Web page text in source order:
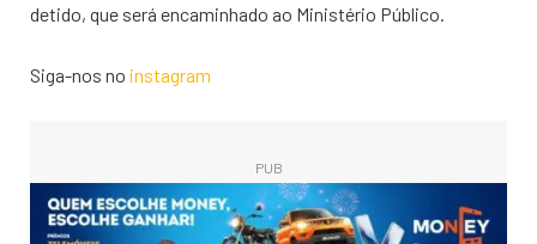
detido, que será encaminhado ao Ministério Público.
Siga-nos no instagram
PUB